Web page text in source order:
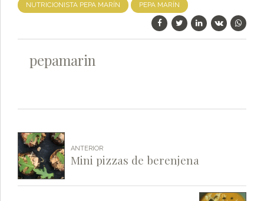
NUTRICIONISTA PEPA MARÍN PEPA MARÍN
pepamarin
ANTERIOR
Mini pizzas de berenjena